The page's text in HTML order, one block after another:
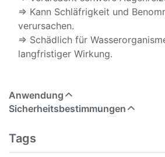
⇒ Kann Schläfrigkeit und
verursachen.
⇒ Schädlich für
langfristiger Wirkung.
Anwendung
Sicherheitsbestimmungen
Tags